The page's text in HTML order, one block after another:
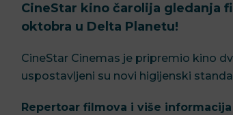
CineStar kino čarolija gledanja
oktobra u Delta Planetu!
CineStar Cinemas je pripremio kino
uspostavljeni su novi higijenski
Repertoar filmova i više